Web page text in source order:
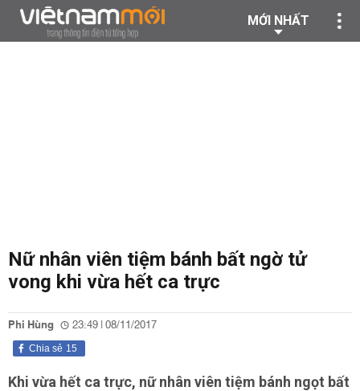
MỚI NHẤT
Nữ nhân viên tiệm bánh bất ngờ tử
vong khi vừa hết ca trực
Phi Hùng 23:49 | 08/11/2017
15
Chia sẻ
Khi vừa hết ca trực, nữ nhân viên tiệm bánh ngọt bất